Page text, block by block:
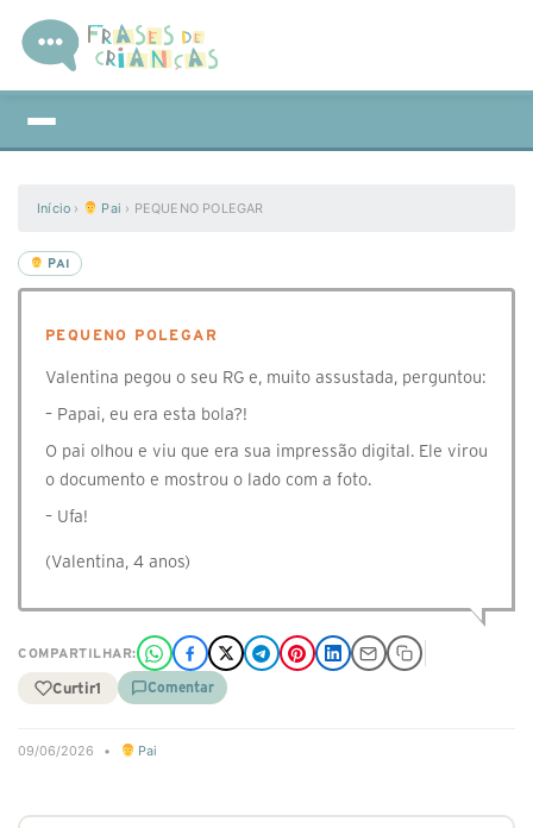
Início › Pai › PEQUENO POLEGAR
PAI
PEQUENO POLEGAR
Valentina pegou o seu RG e, muito assustada, perguntou:
– Papai, eu era esta bola?!
O pai olhou e viu que era sua impressão digital. Ele virou
o documento e mostrou o lado com a foto.
– Ufa!
(Valentina, 4 anos)
COMPARTILHAR:
Curtir1 Comentar
09/06/2026 • Pai